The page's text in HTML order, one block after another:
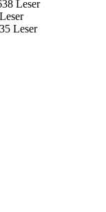
Leser
Leser